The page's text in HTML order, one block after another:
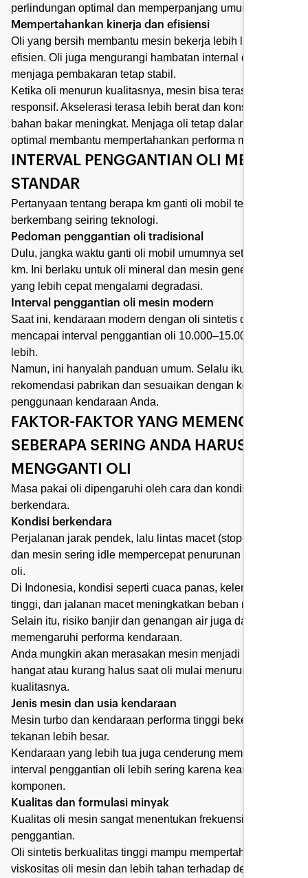
perlindungan optimal dan memperpanjang umur mesin.
Mempertahankan kinerja dan efisiensi
Oli yang bersih membantu mesin bekerja lebih lancar dan
efisien. Oli juga mengurangi hambatan internal dan
menjaga pembakaran tetap stabil.
Ketika oli menurun kualitasnya, mesin bisa terasa kurang
responsif. Akselerasi terasa lebih berat dan konsumsi
bahan bakar meningkat. Menjaga oli tetap dalam kondisi
optimal membantu mempertahankan performa mesin.
INTERVAL PENGGANTIAN OLI MESIN
STANDAR
Pertanyaan tentang berapa km ganti oli mobil terus
berkembang seiring teknologi.
Pedoman penggantian oli tradisional
Dulu, jangka waktu ganti oli mobil umumnya setiap 5.000
km. Ini berlaku untuk oli mineral dan mesin generasi lama
yang lebih cepat mengalami degradasi.
Interval penggantian oli mesin modern
Saat ini, kendaraan modern dengan oli sintetis dapat
mencapai interval penggantian oli 10.000–15.000 km atau
lebih.
Namun, ini hanyalah panduan umum. Selalu ikuti
rekomendasi pabrikan dan sesuaikan dengan kondisi
penggunaan kendaraan Anda.
FAKTOR-FAKTOR YANG MEMENGARUHI
SEBERAPA SERING ANDA HARUS
MENGGANTI OLI
Masa pakai oli dipengaruhi oleh cara dan kondisi Anda
berkendara.
Kondisi berkendara
Perjalanan jarak pendek, lalu lintas macet (stop-and-go),
dan mesin sering idle mempercepat penurunan kualitas
oli.
Di Indonesia, kondisi seperti cuaca panas, kelembapan
tinggi, dan jalanan macet meningkatkan beban mesin.
Selain itu, risiko banjir dan genangan air juga dapat
memengaruhi performa kendaraan.
Anda mungkin akan merasakan mesin menjadi lebih
hangat atau kurang halus saat oli mulai menurun
kualitasnya.
Jenis mesin dan usia kendaraan
Mesin turbo dan kendaraan performa tinggi bekerja pada
tekanan lebih besar.
Kendaraan yang lebih tua juga cenderung membutuhkan
interval penggantian oli lebih sering karena keausan
komponen.
Kualitas dan formulasi minyak
Kualitas oli mesin sangat menentukan frekuensi
penggantian.
Oli sintetis berkualitas tinggi mampu mempertahankan
viskositas oli mesin dan lebih tahan terhadap degradasi